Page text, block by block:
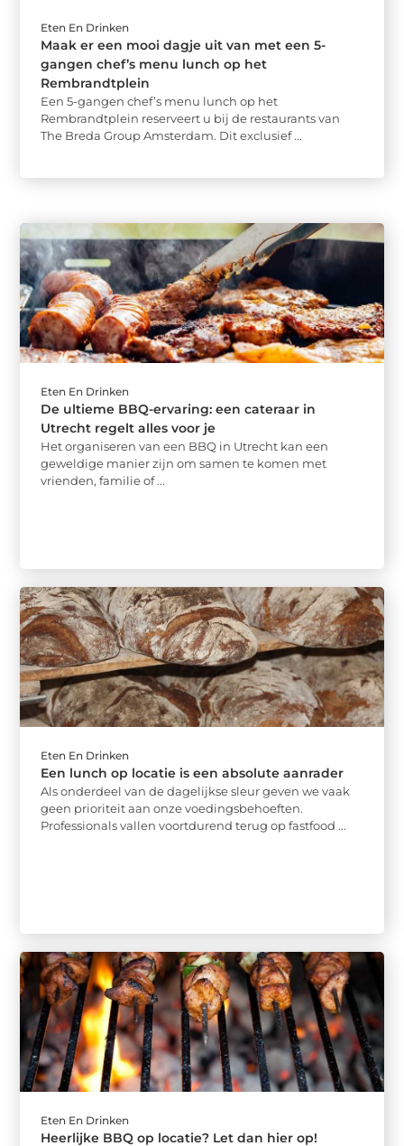
Eten En Drinken
Maak er een mooi dagje uit van met een 5-
gangen chef’s menu lunch op het
Rembrandtplein
Een 5-gangen chef’s menu lunch op het
Rembrandtplein reserveert u bij de restaurants van
The Breda Group Amsterdam. Dit exclusief ...
Eten En Drinken
De ultieme BBQ-ervaring: een cateraar in
Utrecht regelt alles voor je
Het organiseren van een BBQ in Utrecht kan een
geweldige manier zijn om samen te komen met
vrienden, familie of ...
Eten En Drinken
Een lunch op locatie is een absolute aanrader
Als onderdeel van de dagelijkse sleur geven we vaak
geen prioriteit aan onze voedingsbehoeften.
Professionals vallen voortdurend terug op fastfood ...
Eten En Drinken
Heerlijke BBQ op locatie? Let dan hier op!